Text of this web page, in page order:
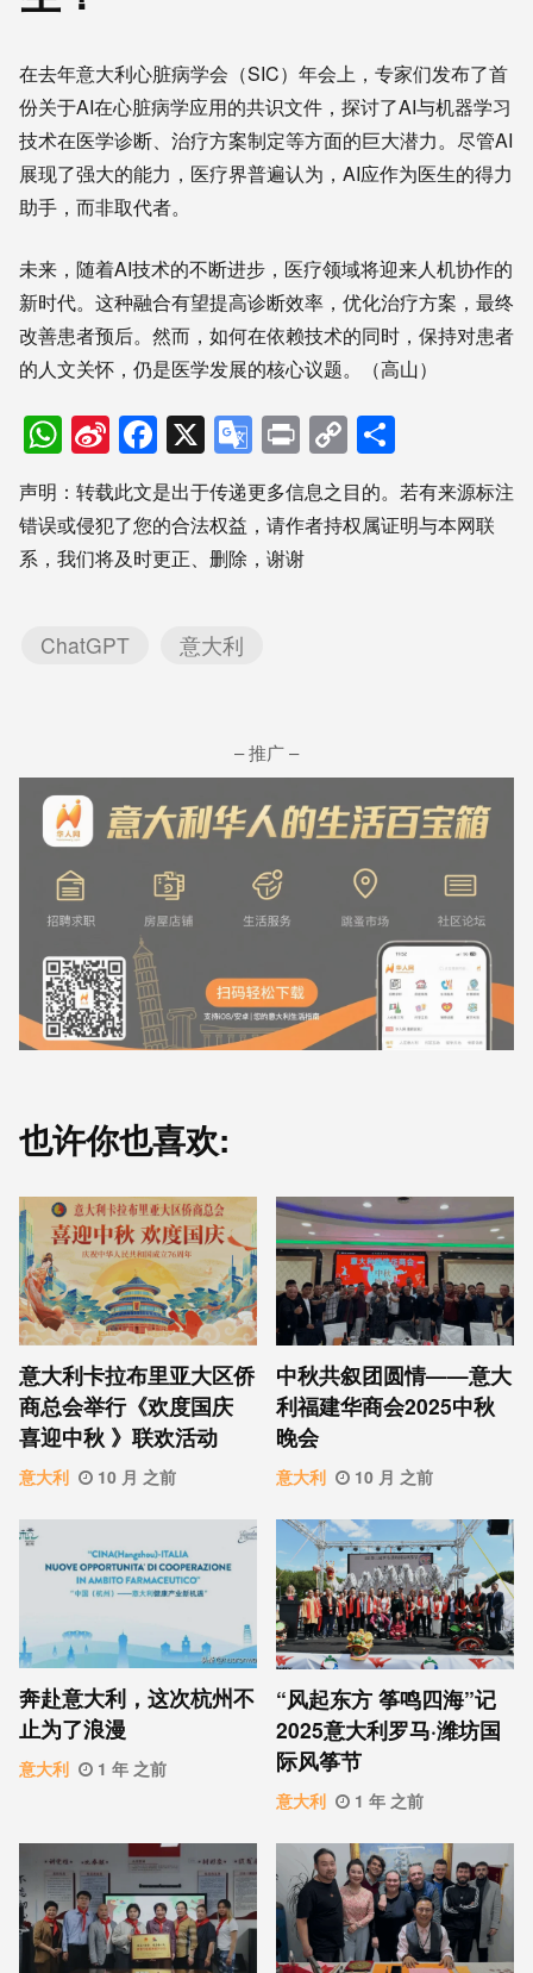
在去年意大利心脏病学会（SIC）年会上，专家们发布了首
份关于AI在心脏病学应用的共识文件，探讨了AI与机器学习
技术在医学诊断、治疗方案制定等方面的巨大潜力。尽管AI
展现了强大的能力，医疗界普遍认为，AI应作为医生的得力
助手，而非取代者。
未来，随着AI技术的不断进步，医疗领域将迎来人机协作的
新时代。这种融合有望提高诊断效率，优化治疗方案，最终
改善患者预后。然而，如何在依赖技术的同时，保持对患者
的人文关怀，仍是医学发展的核心议题。（高山）
WhatsApp
Sina
Weibo
Facebook
X Google
Translate
PrintCopy
Link享
声明：转载此文是出于传递更多信息之目的。若有来源标注
错误或侵犯了您的合法权益，请作者持权属证明与本网联
系，我们将及时更正、删除，谢谢
ChatGPT 意大利
– 推广 –
也许你也喜欢:
意⼤利卡拉布⾥亚大区侨
商总会举行《欢度国庆
喜迎中秋 》联欢活动
意大利 10 月 之前
中秋共叙团圆情——意大
利福建华商会2025中秋
晚会
意大利 10 月 之前
奔赴意大利，这次杭州不
止为了浪漫
意大利 1 年 之前
“风起东方 筝鸣四海”记
2025意大利罗马·潍坊国
际风筝节
意大利 1 年 之前